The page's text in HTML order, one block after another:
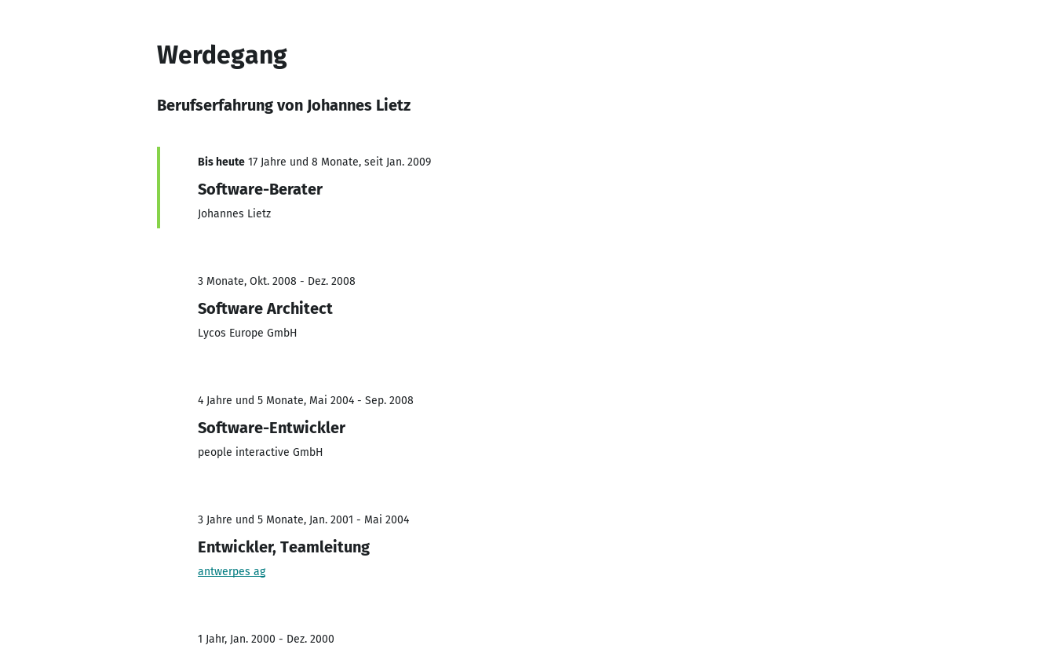
Werdegang
Berufserfahrung von Johannes Lietz
Bis heute 17 Jahre und 8 Monate, seit Jan. 2009
Software-Berater
Johannes Lietz
3 Monate, Okt. 2008 - Dez. 2008
Software Architect
Lycos Europe GmbH
4 Jahre und 5 Monate, Mai 2004 - Sep. 2008
Software-Entwickler
people interactive GmbH
3 Jahre und 5 Monate, Jan. 2001 - Mai 2004
Entwickler, Teamleitung
antwerpes ag
1 Jahr, Jan. 2000 - Dez. 2000